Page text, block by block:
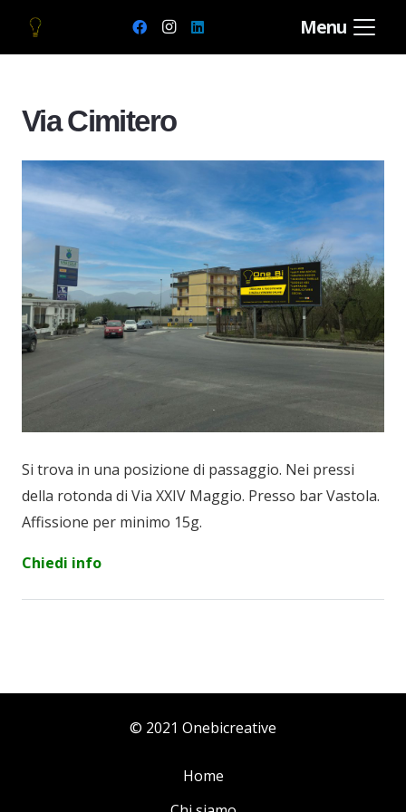
Menu
Via Cimitero
Si trova in una posizione di passaggio. Nei pressi
della rotonda di Via XXIV Maggio. Presso bar Vastola.
Affissione per minimo 15g.
Chiedi info
© 2021 Onebicreative
Home